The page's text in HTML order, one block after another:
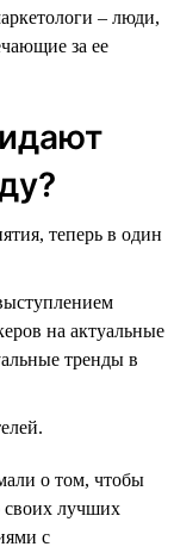
– люди,
за ее
теперь в один
на актуальные
тренды в
о том, чтобы
своих лучших
с